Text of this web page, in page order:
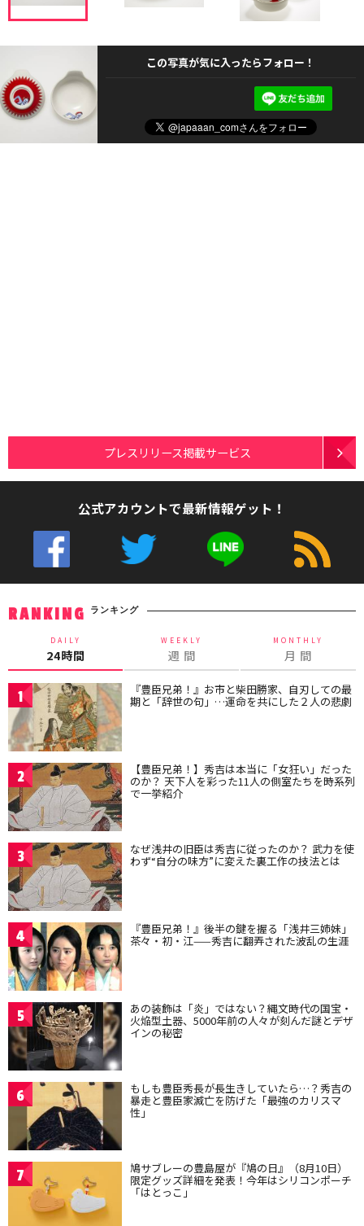
この写真が気に入ったらフォロー！
プレスリリース掲載サービス
公式アカウントで最新情報ゲット！
RANKING ランキング
DAILY
24時間
WEEKLY
週 間
MONTHLY
月 間
1 『豊臣兄弟！』お市と柴田勝家、自刃しての最
期と「辞世の句」…運命を共にした２人の悲劇
2 【豊臣兄弟！】秀吉は本当に「女狂い」だった
のか？ 天下人を彩った11人の側室たちを時系列
で一挙紹介
3 なぜ浅井の旧臣は秀吉に従ったのか？ 武力を使
わず“自分の味方”に変えた裏工作の技法とは
4 『豊臣兄弟！』後半の鍵を握る「浅井三姉妹」
茶々・初・江——秀吉に翻弄された波乱の生涯
5 あの装飾は「炎」ではない？縄文時代の国宝・
火焔型土器、5000年前の人々が刻んだ謎とデザ
インの秘密
6 もしも豊臣秀長が長生きしていたら…？秀吉の
暴走と豊臣家滅亡を防げた「最強のカリスマ
性」
7 鳩サブレーの豊島屋が『鳩の日』（8月10日）
限定グッズ詳細を発表！今年はシリコンポーチ
「はとっこ」